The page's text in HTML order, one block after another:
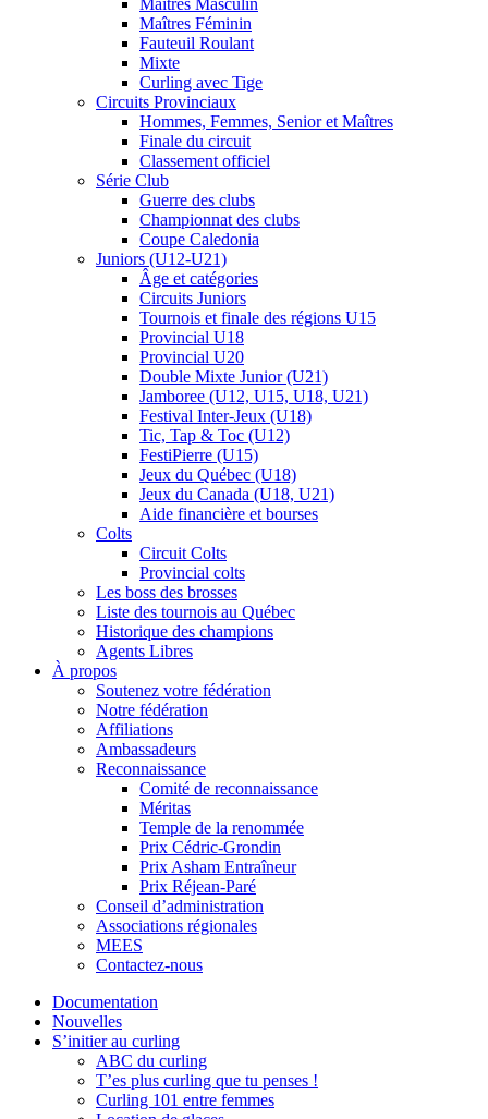
Maîtres Masculin
Maîtres Féminin
Fauteuil Roulant
Mixte
Curling avec Tige
Circuits Provinciaux
Hommes, Femmes, Senior et Maîtres
Finale du circuit
Classement officiel
Série Club
Guerre des clubs
Championnat des clubs
Coupe Caledonia
Juniors (U12-U21)
Âge et catégories
Circuits Juniors
Tournois et finale des régions U15
Provincial U18
Provincial U20
Double Mixte Junior (U21)
Jamboree (U12, U15, U18, U21)
Festival Inter-Jeux (U18)
Tic, Tap & Toc (U12)
FestiPierre (U15)
Jeux du Québec (U18)
Jeux du Canada (U18, U21)
Aide financière et bourses
Colts
Circuit Colts
Provincial colts
Les boss des brosses
Liste des tournois au Québec
Historique des champions
Agents Libres
À propos
Soutenez votre fédération
Notre fédération
Affiliations
Ambassadeurs
Reconnaissance
Comité de reconnaissance
Méritas
Temple de la renommée
Prix Cédric-Grondin
Prix Asham Entraîneur
Prix Réjean-Paré
Conseil d’administration
Associations régionales
MEES
Contactez-nous
Documentation
Nouvelles
S’initier au curling
ABC du curling
T’es plus curling que tu penses !
Curling 101 entre femmes